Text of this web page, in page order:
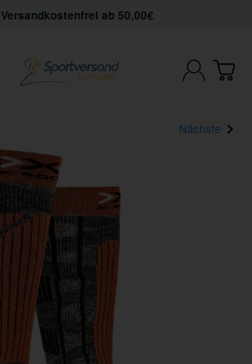
Versandkostenfrei ab 50,00€
Nächste